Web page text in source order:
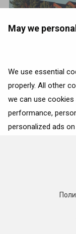
May we
We use essential
properly. All other
we can use
performance,
personalized ads
interactions with
only necessary
Природа